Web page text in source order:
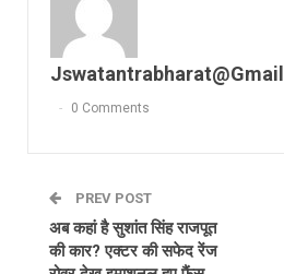
0 Comments
PREV POST
अब कहां है सुशांत सिंह राजपूत
की कार? एक्‍टर की सफेद रेंज